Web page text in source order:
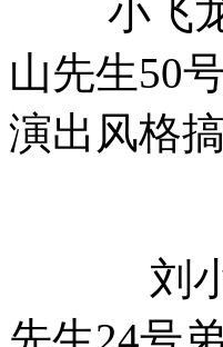
小飞龙
山先生50
演出风格搞
刘小光